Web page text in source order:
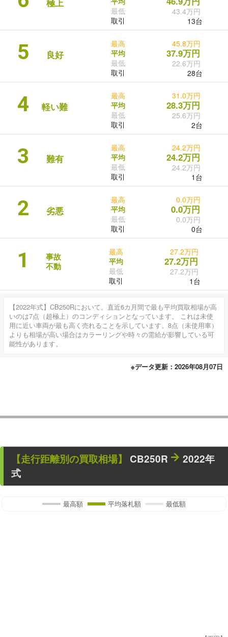
最低
取引
43.4万円
13台
5 良好
最高
平均
最低
取引
45.8万円
37.9万円
22.6万円
28台
4 軽い難
最高
平均
最低
取引
31.0万円
28.3万円
25.6万円
2台
3 難有
最高
平均
最低
取引
24.2万円
24.2万円
24.2万円
1台
2 劣悪
最高
平均
最低
取引
0.0万円
0.0万円
0.0万円
0台
1
事故
不動
最高
平均
最低
取引
27.2万円
27.2万円
27.2万円
1台
【2022年式】CB250Rにおいて。直近6カ月間で最も平均買取相場が高
いのは7点（超極上）のコンディションとなっています。 これは未使
用に近い車両が最も高く売れることを示しています。8点（未使用車）
よりも相場が高い場合はカラーリングや時々の需給が影響している可
能性があります。
※データ更新：2026年08月07日
【走行距離別の買取相場】 CB250R
2022年
式
最高額 平均落札額 最低額